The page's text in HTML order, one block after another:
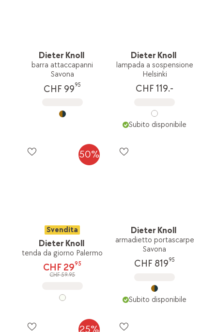
Dieter Knoll
barra attaccapanni
Savona
CHF 9995
Dieter Knoll
lampada a sospensione
Helsinki
CHF 119.-
Subito disponibile
50%
Svendita
Dieter Knoll
tenda da giorno Palermo
CHF 2995
CHF 59.95
Dieter Knoll
armadietto portascarpe
Savona
CHF 81995
Subito disponibile